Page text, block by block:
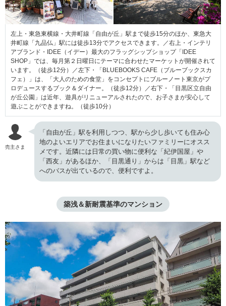
左上・東急東横線・大井町線「自由が丘」駅まで徒歩15分のほか、東急大
井町線「九品仏」駅には徒歩13分でアクセスできます。／右上・インテリ
アブランド・IDEE（イデー）最大のフラッグシップショップ「IDEE
SHOP」では、毎月第２日曜日にテーマに合わせたマーケットが開催されて
います。（徒歩12分）／左下・「BLUEBOOKS CAFE（ブルーブックスカ
フェ）」は、「大人のための食堂」をコンセプトにブルーノート東京がプ
ロデュースするブック＆ダイナー。（徒歩12分）／右下・「目黒区立自由
が丘公園」は近年、遊具がリニューアルされたので、お子さまが安心して
遊ぶことができますね。（徒歩10分）
売主さま
「自由が丘」駅を利用しつつ、駅から少し歩いても住み心
地のよいエリアでお住まいになりたいファミリーにオスス
メです。近隣には日常の買い物に便利な「紀伊国屋」や
「西友」があるほか、「目黒通り」からは「目黒」駅など
へのバスが出ているので、便利ですよ。
築浅＆新耐震基準のマンション